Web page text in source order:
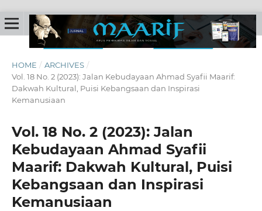
HOME / ARCHIVES /
Vol. 18 No. 2 (2023): Jalan Kebudayaan Ahmad Syafii Maarif:
Dakwah Kultural, Puisi Kebangsaan dan Inspirasi
Kemanusiaan
Vol. 18 No. 2 (2023): Jalan
Kebudayaan Ahmad Syafii
Maarif: Dakwah Kultural, Puisi
Kebangsaan dan Inspirasi
Kemanusiaan